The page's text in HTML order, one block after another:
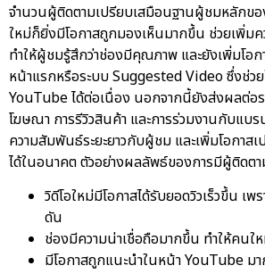
จำนวนผู้ติดตามเปรียบเสมือนฐานผู้ชมหลักขอ
ใหม่ก็ยิ่งมีโอกาสถูกมองเห็นมากขึ้น ช่วยเพิ่มค
ทำให้ผู้ชมรู้สึกว่าช่องมีคุณภาพ และยังเพิ่มโอก
หน้าแรกหรือระบบ Suggested Video ซึ่งช่ว
YouTube ได้ต่อเนื่อง นอกจากนี้ยังส่งผลต่อ
โฆษณา การรีวิวสินค้า และการร่วมงานกับแบ
ความสัมพันธ์ระยะยาวกับผู้ชม และเพิ่มโอกาส
ได้ในอนาคต ตัวอย่างผลลัพธ์ของการมีผู้ติดต
วิดีโอใหม่มีโอกาสได้รับยอดวิวเร็วขึ้น เพ
ดัน
ช่องมีความน่าเชื่อถือมากขึ้น ทำให้คนใ
มีโอกาสถูกแนะนำในหน้า YouTube